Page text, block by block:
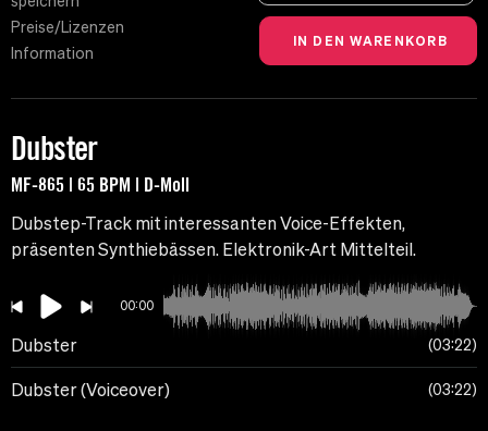
Preise/Lizenzen
Information
Dubster
MF-865 | 65 BPM | D-Moll
Dubstep-Track mit interessanten Voice-Effekten,
präsenten Synthiebässen. Elektronik-Art Mittelteil.
00:00
Dubster 03:22
Dubster (Voiceover) 03:22